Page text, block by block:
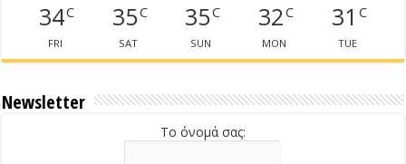
34C
FRI
35C
SAT
35C
SUN
32C
MON
31 C
TUE
Newsletter
Το όνομά σας: